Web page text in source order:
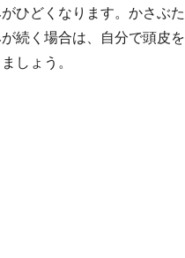
ひどくなります。かさぶ
続く場合は、自分で頭皮
しょう。